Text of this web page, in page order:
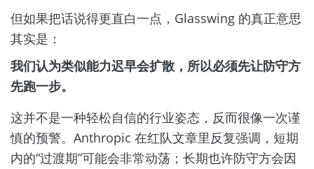
但如果把话说得更直白一点，Glasswing 的真正意思
其实是：
我们认为类似能力迟早会扩散，所以必须先让防守方
先跑一步。
这并不是一种轻松自信的行业姿态，反而很像一次谨
慎的预警。Anthropic 在红队文章里反复强调，短期
内的“过渡期”可能会非常动荡；长期也许防守方会因